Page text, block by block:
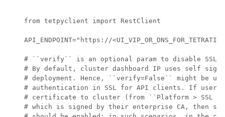
    from tetpyclient import RestClient
API_ENDPOINT="https://
# ``verify`` is an optional param to disable SSL
# By default, cluster dashboard IP uses self
# deployment. Hence, ``verify=False`` might be
# authentication in SSL for API clients. If users
# certificate to cluster (from ``Platform > SSL
# which is signed by their enterprise CA, then